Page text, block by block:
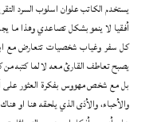
يستخدم الكاتب علوان اسلوب السرد
أفقيا لا ينمو بشكل تصاعدي وهذا ما
كل سفر وغياب شخصيات تتعارض مع
يصبح تعاطف القارئ معه لا لما كتبه من
بل مع شخص مهووس بفكرة العثور على
والأحباء، والأذى الذي يلحقه هنا او